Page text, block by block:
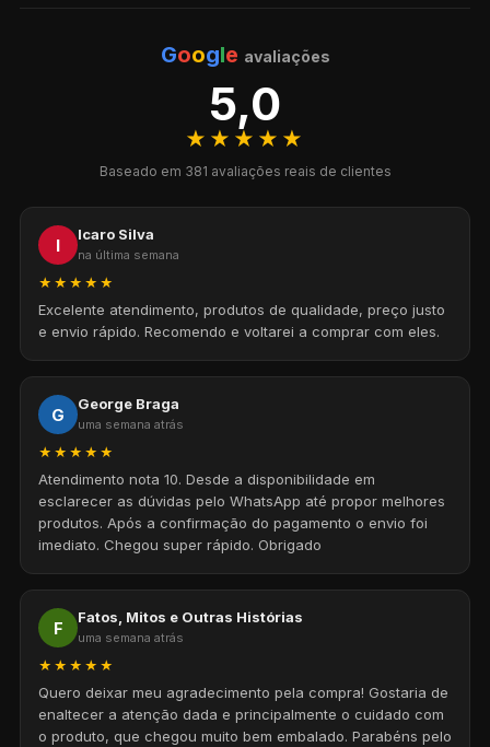
Google avaliações
5,0
★★★★★
Baseado em 381 avaliações reais de clientes
I
Icaro Silva
na última semana
★★★★★
Excelente atendimento, produtos de qualidade, preço justo
e envio rápido. Recomendo e voltarei a comprar com eles.
G
George Braga
uma semana atrás
★★★★★
Atendimento nota 10. Desde a disponibilidade em
esclarecer as dúvidas pelo WhatsApp até propor melhores
produtos. Após a confirmação do pagamento o envio foi
imediato. Chegou super rápido. Obrigado
F
Fatos, Mitos e Outras Histórias
uma semana atrás
★★★★★
Quero deixar meu agradecimento pela compra! Gostaria de
enaltecer a atenção dada e principalmente o cuidado com
o produto, que chegou muito bem embalado. Parabéns pelo